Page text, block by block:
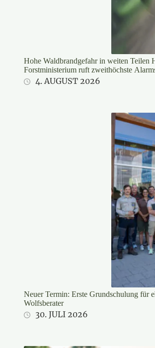
Hohe Waldbrandgefahr in weiten Teilen
Forstministerium ruft zweithöchste
4. AUGUST 2026
Neuer Termin: Erste Grundschulung für
Wolfsberater
30. JULI 2026